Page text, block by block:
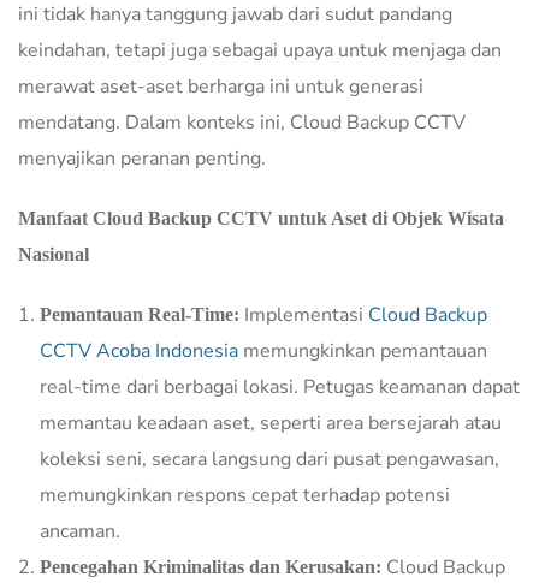
ini tidak hanya tanggung jawab dari sudut pandang
keindahan, tetapi juga sebagai upaya untuk menjaga dan
merawat aset-aset berharga ini untuk generasi
mendatang. Dalam konteks ini, Cloud Backup CCTV
menyajikan peranan penting.
Manfaat Cloud Backup CCTV untuk Aset di Objek Wisata
Nasional
Pemantauan Real-Time: Implementasi Cloud Backup
CCTV Acoba Indonesia memungkinkan pemantauan
real-time dari berbagai lokasi. Petugas keamanan dapat
memantau keadaan aset, seperti area bersejarah atau
koleksi seni, secara langsung dari pusat pengawasan,
memungkinkan respons cepat terhadap potensi
ancaman.
Pencegahan Kriminalitas dan Kerusakan: Cloud Backup